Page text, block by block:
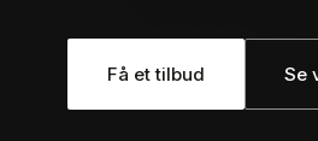
Få et tilbud Se